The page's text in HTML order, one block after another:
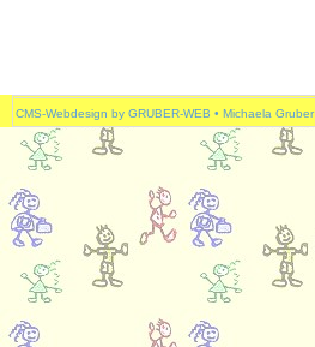
CMS-Webdesign by GRUBER-WEB • Michaela Gruber